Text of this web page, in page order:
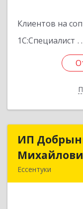
Клиентов на
1С:Специалист
ИП
Ессентуки